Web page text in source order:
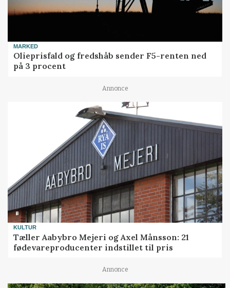
MARKED
Olieprisfald og fredshåb sender F5-renten ned
på 3 procent
Annonce
KULTUR
Tæller Aabybro Mejeri og Axel Månsson: 21
fødevareproducenter indstillet til pris
Annonce